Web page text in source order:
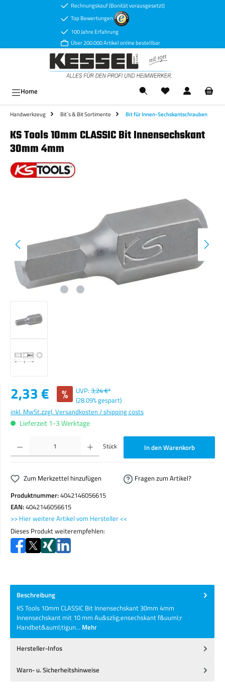
Zum Hauptinhalt springenRechnungskauf (Bonität vorausgesetzt)
Top Bewertungen
100 Jahre Erfahrung
Über 200.000 Artikel online bestellbar
Home
Handwerkzeug Bit´s & Bit Sortimente Bit für Innen-Sechskantschrauben
KS Tools 10mm CLASSIC Bit Innensechskant
30mm 4mm
Verkaufspreis:
2,33 € % UVP: 3,24 €*
(28.09% gespart)
inkl. MwSt.zzgl. Versandkosten / shipping costs
Lieferzeit 1-3 Werktage
Produkt Anzahl: Gib den gewünschten Wert ein oder benutze die Schaltflächen um die Anzahl zu
Stück In den Warenkorb
Zum Merkzettel hinzufügen
Fragen zum Artikel?
Produktnummer:4042146056615
EAN:4042146056615
>> Hier weitere Artikel vom Hersteller <<
Dieses Produkt weiterempfehlen:
Beschreibung
KS Tools 10mm CLASSIC Bit Innensechskant 30mm 4mm
Innensechskant mit 10 mm Au&szlig;ensechskant f&uuml;r
Handbet&auml;tigun… Mehr
Hersteller-Infos
Warn- u. Sicherheitshinweise